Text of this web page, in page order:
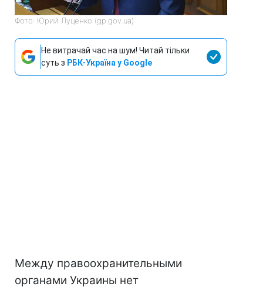
Фото: Юрий Луценко (gp.gov.ua)
Не витрачай час на шум! Читай тільки
суть з РБК-Україна у Google
Между правоохранительными
органами Украины нет